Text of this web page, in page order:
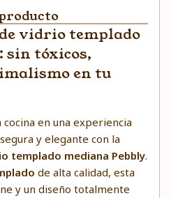
vidrio templado
sin tóxicos,
en tu
en una experiencia
y elegante con la
templado mediana Pebbly.
de alta calidad, esta
y un diseño totalmente